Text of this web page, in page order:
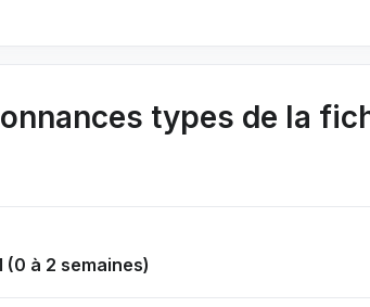
types de la
(0 à 2 semaines)